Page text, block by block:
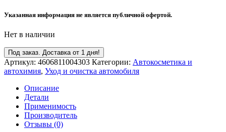
Указанная информация не является публичной офертой.
Нет в наличии
Под заказ. Доставка от 1 дня!
Артикул: 4606811004303 Категории: Автокосметика и
автохимия, Уход и очистка автомобиля
Описание
Детали
Применимость
Производитель
Отзывы (0)